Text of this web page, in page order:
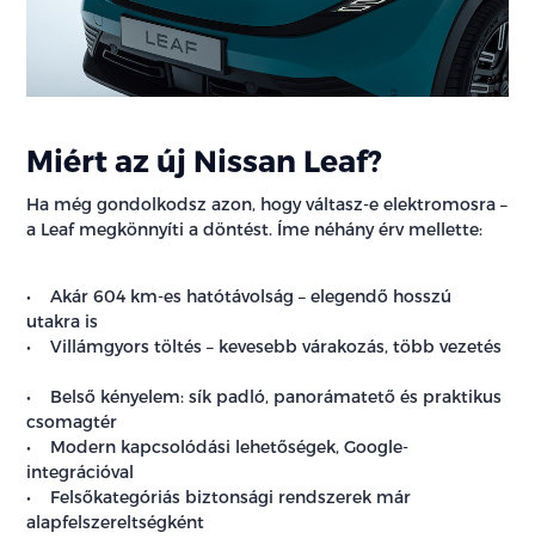
Miért az új Nissan Leaf?
Ha még gondolkodsz azon, hogy váltasz-e elektromosra –
a Leaf megkönnyíti a döntést. Íme néhány érv mellette:
• Akár 604 km-es hatótávolság – elegendő hosszú
utakra is
• Villámgyors töltés – kevesebb várakozás, több vezetés
• Belső kényelem: sík padló, panorámatető és praktikus
csomagtér
• Modern kapcsolódási lehetőségek, Google-
integrációval
• Felsőkategóriás biztonsági rendszerek már
alapfelszereltségként